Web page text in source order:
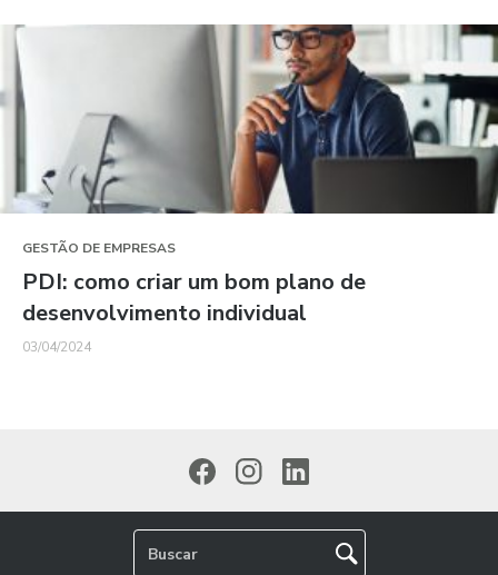
GESTÃO DE EMPRESAS
PDI: como criar um bom plano de
desenvolvimento individual
03/04/2024